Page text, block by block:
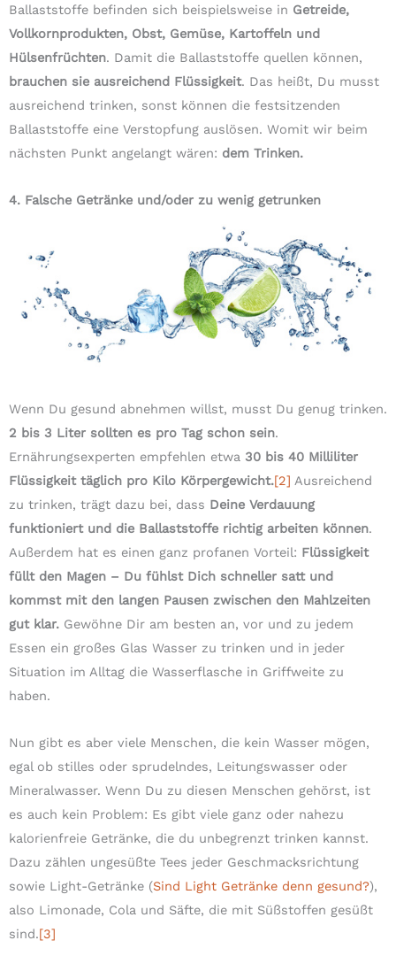
Ballaststoffe befinden sich beispielsweise in Getreide,
Vollkornprodukten, Obst, Gemüse, Kartoffeln und
Hülsenfrüchten. Damit die Ballaststoffe quellen können,
brauchen sie ausreichend Flüssigkeit. Das heißt, Du musst
ausreichend trinken, sonst können die festsitzenden
Ballaststoffe eine Verstopfung auslösen. Womit wir beim
nächsten Punkt angelangt wären: dem Trinken.
4. Falsche Getränke und/oder zu wenig getrunken
Wenn Du gesund abnehmen willst, musst Du genug trinken.
2 bis 3 Liter sollten es pro Tag schon sein.
Ernährungsexperten empfehlen etwa 30 bis 40 Milliliter
Flüssigkeit täglich pro Kilo Körpergewicht.[2] Ausreichend
zu trinken, trägt dazu bei, dass Deine Verdauung
funktioniert und die Ballaststoffe richtig arbeiten können.
Außerdem hat es einen ganz profanen Vorteil: Flüssigkeit
füllt den Magen – Du fühlst Dich schneller satt und
kommst mit den langen Pausen zwischen den Mahlzeiten
gut klar. Gewöhne Dir am besten an, vor und zu jedem
Essen ein großes Glas Wasser zu trinken und in jeder
Situation im Alltag die Wasserflasche in Griffweite zu
haben.
Nun gibt es aber viele Menschen, die kein Wasser mögen,
egal ob stilles oder sprudelndes, Leitungswasser oder
Mineralwasser. Wenn Du zu diesen Menschen gehörst, ist
es auch kein Problem: Es gibt viele ganz oder nahezu
kalorienfreie Getränke, die du unbegrenzt trinken kannst.
Dazu zählen ungesüßte Tees jeder Geschmacksrichtung
sowie Light-Getränke (Sind Light Getränke denn gesund?),
also Limonade, Cola und Säfte, die mit Süßstoffen gesüßt
sind.[3]